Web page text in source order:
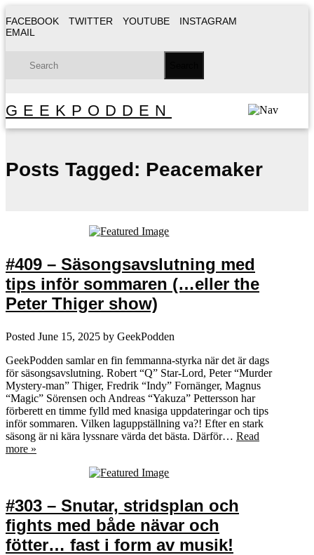
FACEBOOK TWITTER YOUTUBE
INSTAGRAM
EMAIL
GEEKPODDEN
Posts Tagged: Peacemaker
#409 – Säsongsavslutning med
tips inför sommaren (…eller the
Peter Thiger show)
Posted June 15, 2025 by GeekPodden
GeekPodden samlar en fin femmanna-styrka när det är dags
för säsongsavslutning. Robert “Q” Star-Lord, Peter “Murder
Mystery-man” Thiger, Fredrik “Indy” Fornänger, Magnus
“Magic” Sörensen och Andreas “Yakuza” Pettersson har
förberett en timme fylld med knasiga uppdateringar och tips
inför sommaren. Vilken laguppställning va?! Efter en stark
säsong är ni kära lyssnare värda det bästa. Därför… Read
more »
#303 – Snutar, stridsplan och
fights med både nävar och
fötter… fast i form av musik!